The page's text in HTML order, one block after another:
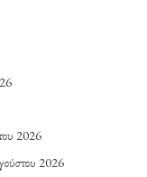
2026
2026